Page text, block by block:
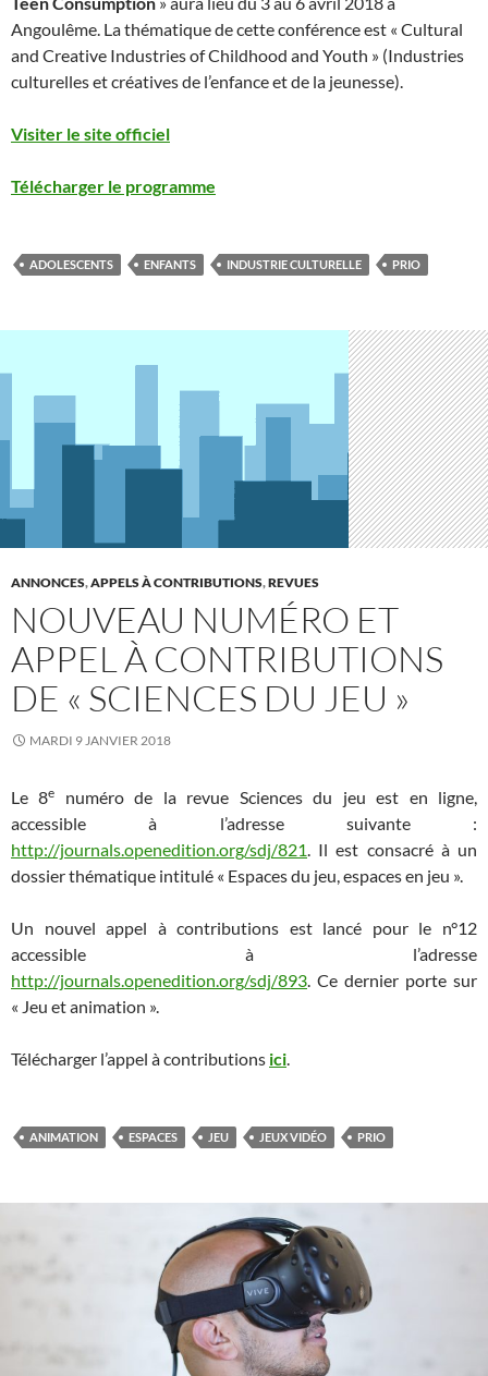
Angoulême. La thématique de cette conférence est « Cultural
and Creative Industries of Childhood and Youth » (Industries
culturelles et créatives de l’enfance et de la jeunesse).
Visiter le site officiel
Télécharger le programme
ADOLESCENTS ENFANTS INDUSTRIE CULTURELLE PRIO
ANNONCES,APPELS À CONTRIBUTIONS,REVUES
NOUVEAU NUMÉRO ET
APPEL À CONTRIBUTIONS
DE « SCIENCES DU JEU »
MARDI 9 JANVIER 2018
Le 8e
numéro de la revue Sciences du jeu est en ligne,
accessible à l’adresse suivante :
http://journals.openedition.org/sdj/821. Il est consacré à un
dossier thématique intitulé « Espaces du jeu, espaces en jeu ».
Un nouvel appel à contributions est lancé pour le n°12
accessible à l’adresse
http://journals.openedition.org/sdj/893. Ce dernier porte sur
« Jeu et animation ».
Télécharger l’appel à contributions ici.
ANIMATION ESPACES JEU JEUX VIDÉO PRIO